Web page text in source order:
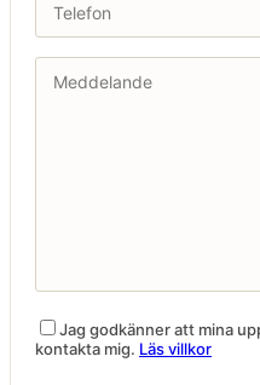
Jag godkänner att mina
kontakta mig. Läs villkor